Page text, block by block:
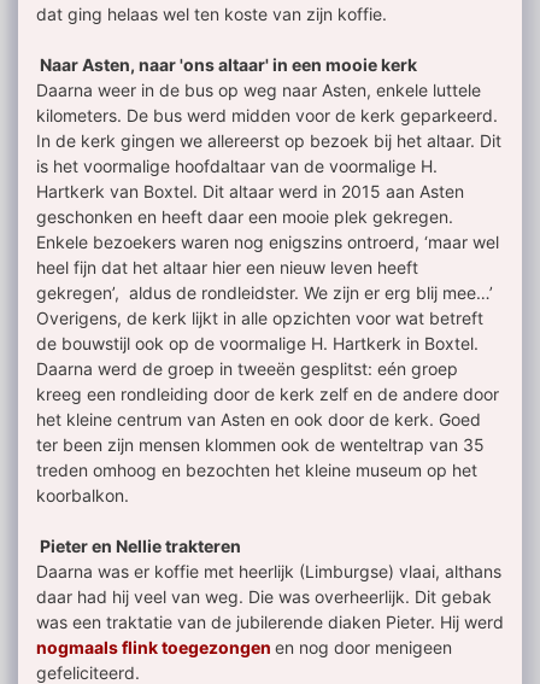
dat ging helaas wel ten koste van zijn koffie.
Naar Asten, naar 'ons altaar' in een mooie kerk
Daarna weer in de bus op weg naar Asten, enkele luttele
kilometers. De bus werd midden voor de kerk geparkeerd.
In de kerk gingen we allereerst op bezoek bij het altaar. Dit
is het voormalige hoofdaltaar van de voormalige H.
Hartkerk van Boxtel. Dit altaar werd in 2015 aan Asten
geschonken en heeft daar een mooie plek gekregen.
Enkele bezoekers waren nog enigszins ontroerd, ‘maar wel
heel fijn dat het altaar hier een nieuw leven heeft
gekregen’, aldus de rondleidster. We zijn er erg blij mee…’
Overigens, de kerk lijkt in alle opzichten voor wat betreft
de bouwstijl ook op de voormalige H. Hartkerk in Boxtel.
Daarna werd de groep in tweeën gesplitst: eén groep
kreeg een rondleiding door de kerk zelf en de andere door
het kleine centrum van Asten en ook door de kerk. Goed
ter been zijn mensen klommen ook de wenteltrap van 35
treden omhoog en bezochten het kleine museum op het
koorbalkon.
Pieter en Nellie trakteren
Daarna was er koffie met heerlijk (Limburgse) vlaai, althans
daar had hij veel van weg. Die was overheerlijk. Dit gebak
was een traktatie van de jubilerende diaken Pieter. Hij werd
nogmaals flink toegezongen en nog door menigeen
gefeliciteerd.